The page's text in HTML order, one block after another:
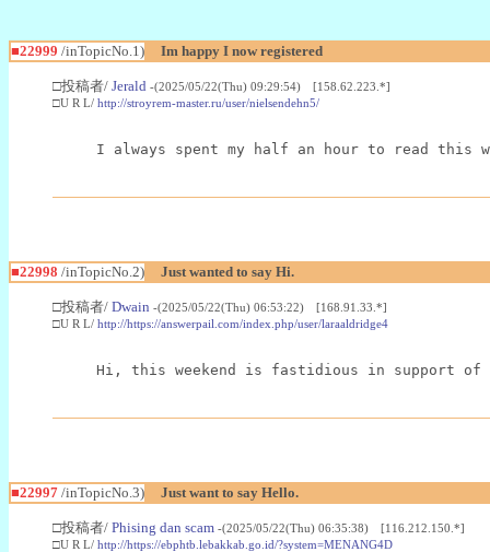
■22999 /inTopicNo.1) Im happy I now registered
□投稿者/ Jerald -(2025/05/22(Thu) 09:29:54) [158.62.223.*]
□U R L/ http://stroyrem-master.ru/user/nielsendehn5/
I always spent my half an hour to read
■22998 /inTopicNo.2) Just wanted to say Hi.
□投稿者/ Dwain -(2025/05/22(Thu) 06:53:22) [168.91.33.*]
□U R L/ http://https://answerpail.com/index.php/user/laraaldridge4
Hi, this weekend is fastidious in support of
■22997 /inTopicNo.3) Just want to say Hello.
□投稿者/ Phising dan scam -(2025/05/22(Thu) 06:35:38) [116.212.150.*]
□U R L/ http://https://ebphtb.lebakkab.go.id/?system=MENANG4D